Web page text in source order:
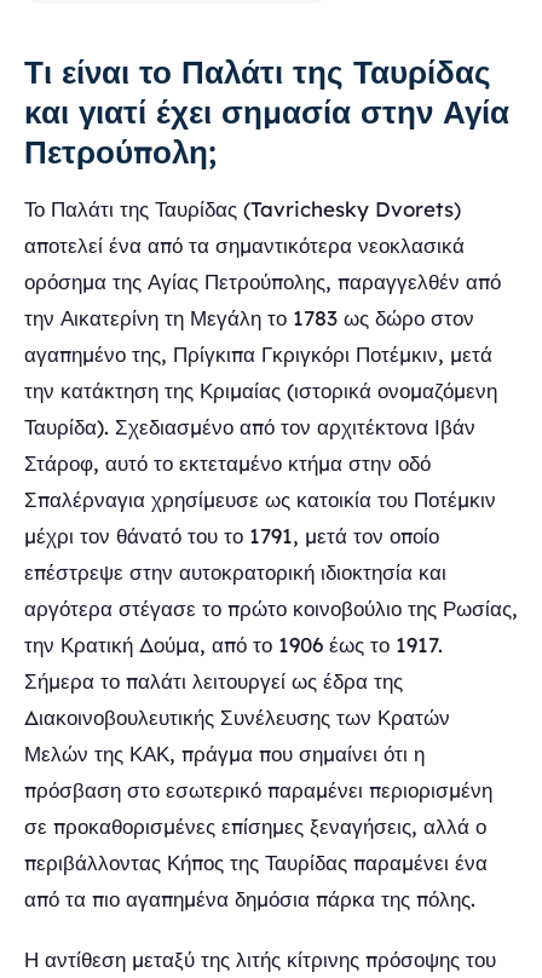
Τι είναι το Παλάτι της Ταυρίδας
και γιατί έχει σημασία στην Αγία
Πετρούπολη;
Το Παλάτι της Ταυρίδας (Tavrichesky Dvorets)
αποτελεί ένα από τα σημαντικότερα νεοκλασικά
ορόσημα της Αγίας Πετρούπολης, παραγγελθέν από
την Αικατερίνη τη Μεγάλη το 1783 ως δώρο στον
αγαπημένο της, Πρίγκιπα Γκριγκόρι Ποτέμκιν, μετά
την κατάκτηση της Κριμαίας (ιστορικά ονομαζόμενη
Ταυρίδα). Σχεδιασμένο από τον αρχιτέκτονα Ιβάν
Στάροφ, αυτό το εκτεταμένο κτήμα στην οδό
Σπαλέρναγια χρησίμευσε ως κατοικία του Ποτέμκιν
μέχρι τον θάνατό του το 1791, μετά τον οποίο
επέστρεψε στην αυτοκρατορική ιδιοκτησία και
αργότερα στέγασε το πρώτο κοινοβούλιο της Ρωσίας,
την Κρατική Δούμα, από το 1906 έως το 1917.
Σήμερα το παλάτι λειτουργεί ως έδρα της
Διακοινοβουλευτικής Συνέλευσης των Κρατών
Μελών της ΚΑΚ, πράγμα που σημαίνει ότι η
πρόσβαση στο εσωτερικό παραμένει περιορισμένη
σε προκαθορισμένες επίσημες ξεναγήσεις, αλλά ο
περιβάλλοντας Κήπος της Ταυρίδας παραμένει ένα
από τα πιο αγαπημένα δημόσια πάρκα της πόλης.
Η αντίθεση μεταξύ της λιτής κίτρινης πρόσοψης του